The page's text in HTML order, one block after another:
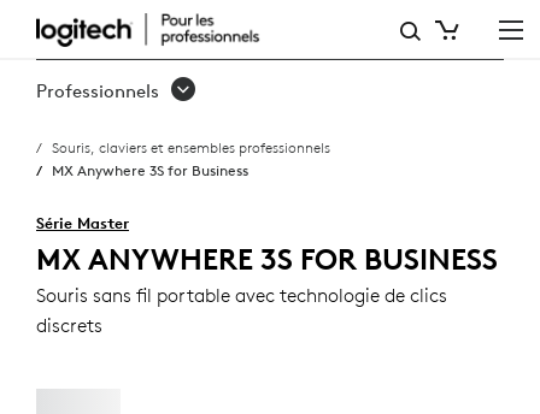
MX ANYWHERE 3S FOR
Professionnels
Souris, claviers et ensembles professionnels
MX Anywhere 3S for Business
Série Master
MX ANYWHERE 3S FOR BUSINESS
Souris sans fil portable avec technologie de clics
discrets